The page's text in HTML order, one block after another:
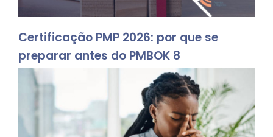
Certificação PMP 2026: por que se
preparar antes do PMBOK 8